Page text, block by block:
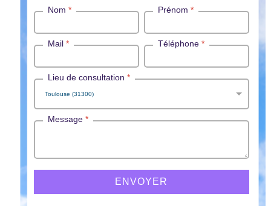
Nom* Prénom *
Mail* Téléphone *
Lieu de consultation*
Message*
ENVOYER